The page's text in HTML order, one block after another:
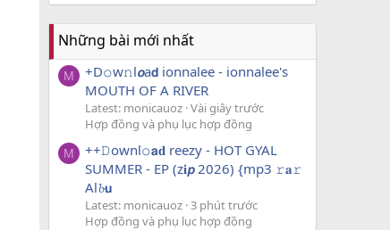
Những bài mới nhất
M
+D𝚘w𝚗l𝙤a𝗱 ionnalee - ionnalee's
MOUTH OF A RIVER
Latest: monicauoz Vài giây trước
Hợp đồng và phụ lục hợp đồng
M
++𝙳ownl𝚘𝗮𝐝 reezy - HOT GYAL
SUMMER - EP (z𝐢𝙥 2026) {mp3 𝚛𝐚𝚛
Al𝓫𝘂
Latest: monicauoz 3 phút trước
Hợp đồng và phụ lục hợp đồng